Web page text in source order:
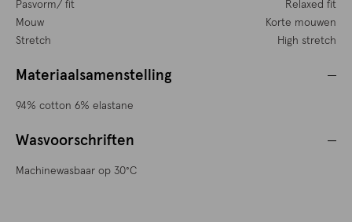
Pasvorm/ fit
Relaxed fit
Mouw
Korte mouwen
Stretch
High stretch
Materiaalsamenstelling
94% cotton 6% elastane
Wasvoorschriften
Machinewasbaar op 30°C